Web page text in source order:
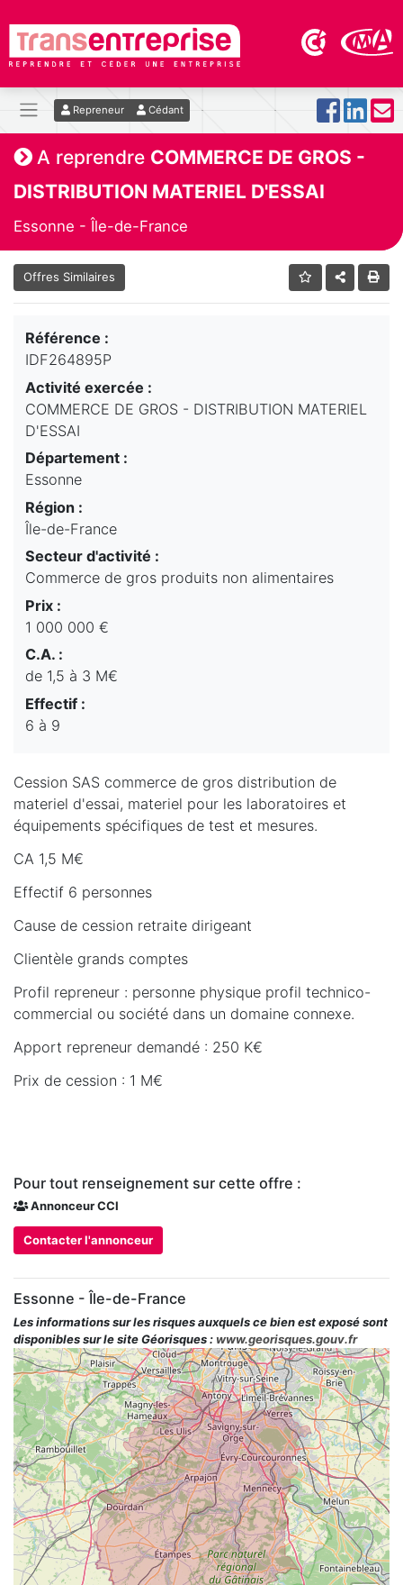
Repreneur Cédant
A reprendre COMMERCE DE GROS -
DISTRIBUTION MATERIEL D'ESSAI
Essonne - Île-de-France
Offres Similaires
Référence :
IDF264895P
Activité exercée :
COMMERCE DE GROS - DISTRIBUTION MATERIEL
D'ESSAI
Département :
Essonne
Région :
Île-de-France
Secteur d'activité :
Commerce de gros produits non alimentaires
Prix :
1 000 000 €
C.A. :
de 1,5 à 3 M€
Effectif :
6 à 9
Cession SAS commerce de gros distribution de
materiel d'essai, materiel pour les laboratoires et
équipements spécifiques de test et mesures.
CA 1,5 M€
Effectif 6 personnes
Cause de cession retraite dirigeant
Clientèle grands comptes
Profil repreneur : personne physique profil technico-
commercial ou société dans un domaine connexe.
Apport repreneur demandé : 250 K€
Prix de cession : 1 M€
Pour tout renseignement sur cette offre :
Annonceur CCI
Contacter l'annonceur
Essonne - Île-de-France
Les informations sur les risques auxquels ce bien est exposé sont
disponibles sur le site Géorisques : www.georisques.gouv.fr